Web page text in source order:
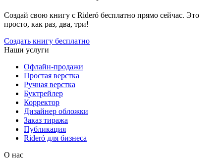
Создай свою книгу с Rideró бесплатно прямо сейчас. Это
просто, как раз, два, три!
Создать книгу бесплатно
Наши услуги
Офлайн-продажи
Простая верстка
Ручная верстка
Буктрейлер
Корректор
Дизайнер обложки
Заказ тиража
Публикация
Rideró для бизнеса
О нас